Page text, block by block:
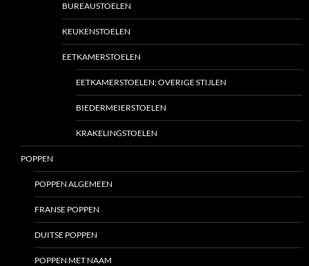
BUREAUSTOELEN
KEUKENSTOELEN
EETKAMERSTOELEN
EETKAMERSTOELEN; OVERIGE STIJLEN
BIEDERMEIERSTOELEN
KRAKELINGSTOELEN
POPPEN
POPPEN ALGEMEEN
FRANSE POPPEN
DUITSE POPPEN
POPPEN MET NAAM